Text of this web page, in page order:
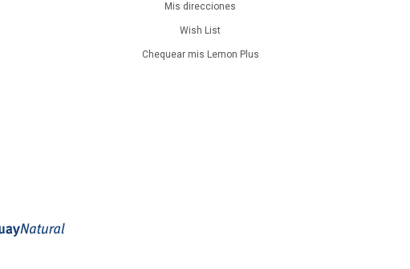
Mis direcciones
Wish List
Chequear mis Lemon Plus